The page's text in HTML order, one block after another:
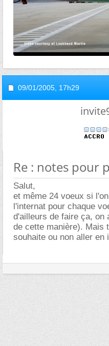
09/01/2005, 17h29
Re : notes pour
Salut,
et même 24 voeux si
l'internat pour chaque
d'ailleurs de faire ça, on
de cette manière). Mais
souhaite ou non aller en